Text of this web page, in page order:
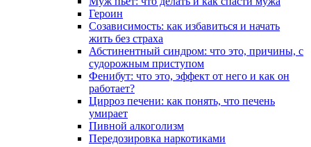
Героин
Созависимость: как избавиться и начать
жить без страха
Абстинентный синдром: что это, причины, с
судорожным приступом
Фенибут: что это, эффект от него и как он
работает?
Цирроз печени: как понять, что печень
умирает
Пивной алкоголизм
Передозировка наркотиками